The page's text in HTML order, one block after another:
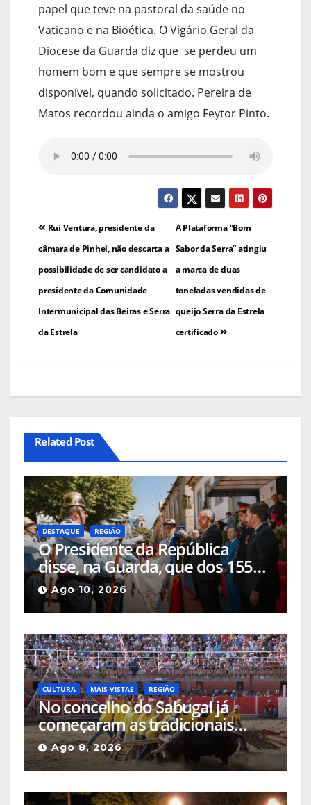
papel que teve na pastoral da saúde no
Vaticano e na Bioética. O Vigário Geral da
Diocese da Guarda diz que se perdeu um
homem bom e que sempre se mostrou
disponível, quando solicitado. Pereira de
Matos recordou ainda o amigo Feytor Pinto.
Navegação
de
artigos
A Plataforma “Bom
Sabor da Serra” atingiu
a marca de duas
toneladas vendidas de
queijo Serra da Estrela
certificado
Rui Ventura, presidente da
câmara de Pinhel, não descarta a
possibilidade de ser candidato a
presidente da Comunidade
Intermunicipal das Beiras e Serra
da Estrela
Related Post
DESTAQUE REGIÃO
O Presidente da República
disse, na Guarda, que dos 155
milhões de euros anunciados
para a revitalização do Parque
Natural da Serra da Estrela,
«quase nada foi investido» até
ao momento
Ago 10, 2026
CULTURA MAIS VISTAS REGIÃO
No concelho do Sabugal já
começaram as tradicionais
capeias que prometem animar
o mês
Ago 8, 2026